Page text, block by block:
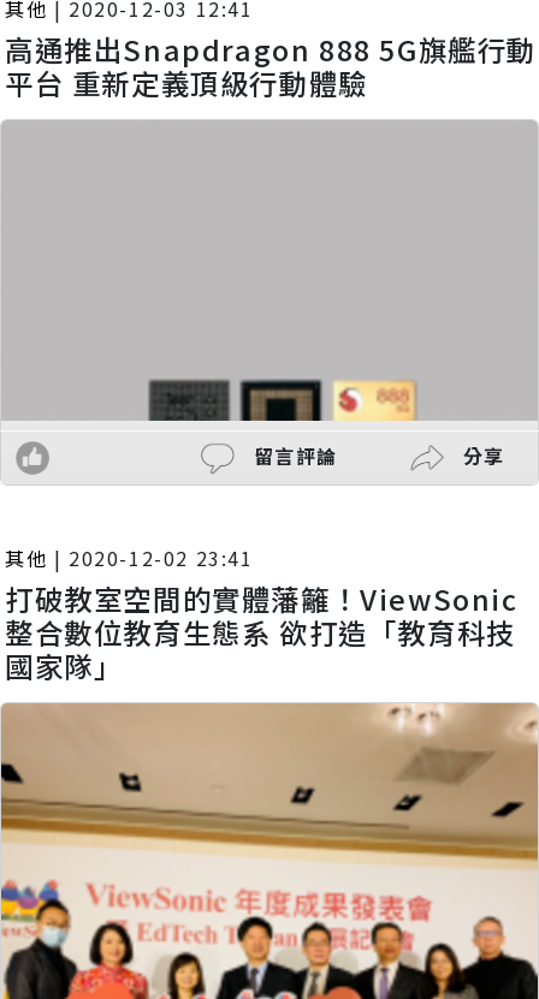
其他 | 2020-12-03 12:41
高通推出Snapdragon 888 5G旗艦行動
平台 重新定義頂級行動體驗
留言評論 分享
其他 | 2020-12-02 23:41
打破教室空間的實體藩籬！ViewSonic
整合數位教育生態系 欲打造「教育科技
國家隊」